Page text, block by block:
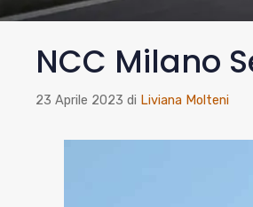
NCC Milano
23 Aprile 2023 di Liviana Molteni